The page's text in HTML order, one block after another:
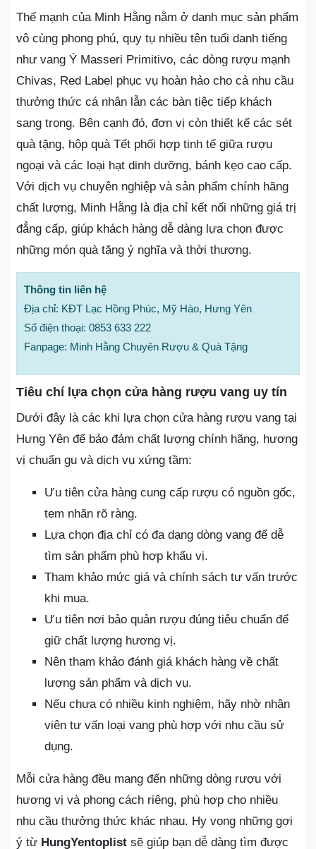
Thế mạnh của Minh Hằng nằm ở danh mục sản phẩm
vô cùng phong phú, quy tụ nhiều tên tuổi danh tiếng
như vang Ý Masseri Primitivo, các dòng rượu mạnh
Chivas, Red Label phục vụ hoàn hảo cho cả nhu cầu
thưởng thức cá nhân lẫn các bàn tiệc tiếp khách
sang trọng. Bên cạnh đó, đơn vị còn thiết kế các sét
quà tặng, hộp quà Tết phối hợp tinh tế giữa rượu
ngoại và các loại hạt dinh dưỡng, bánh kẹo cao cấp.
Với dịch vụ chuyên nghiệp và sản phẩm chính hãng
chất lượng, Minh Hằng là địa chỉ kết nối những giá trị
đẳng cấp, giúp khách hàng dễ dàng lựa chọn được
những món quà tặng ý nghĩa và thời thượng.
Thông tin liên hệ
Địa chỉ: KĐT Lạc Hồng Phúc, Mỹ Hào, Hưng Yên
Số điện thoại: 0853 633 222
Fanpage: Minh Hằng Chuyên Rượu & Quà Tặng
Tiêu chí lựa chọn cửa hàng rượu vang uy tín
Dưới đây là các khi lựa chọn cửa hàng rượu vang tại
Hưng Yên để bảo đảm chất lượng chính hãng, hương
vị chuẩn gu và dịch vụ xứng tầm:
Ưu tiên cửa hàng cung cấp rượu có nguồn gốc,
tem nhãn rõ ràng.
Lựa chọn địa chỉ có đa dạng dòng vang để dễ
tìm sản phẩm phù hợp khẩu vị.
Tham khảo mức giá và chính sách tư vấn trước
khi mua.
Ưu tiên nơi bảo quản rượu đúng tiêu chuẩn để
giữ chất lượng hương vị.
Nên tham khảo đánh giá khách hàng về chất
lượng sản phẩm và dịch vụ.
Nếu chưa có nhiều kinh nghiệm, hãy nhờ nhân
viên tư vấn loại vang phù hợp với nhu cầu sử
dụng.
Mỗi cửa hàng đều mang đến những dòng rượu với
hương vị và phong cách riêng, phù hợp cho nhiều
nhu cầu thưởng thức khác nhau. Hy vọng những gợi
ý từ HungYentoplist sẽ giúp bạn dễ dàng tìm được